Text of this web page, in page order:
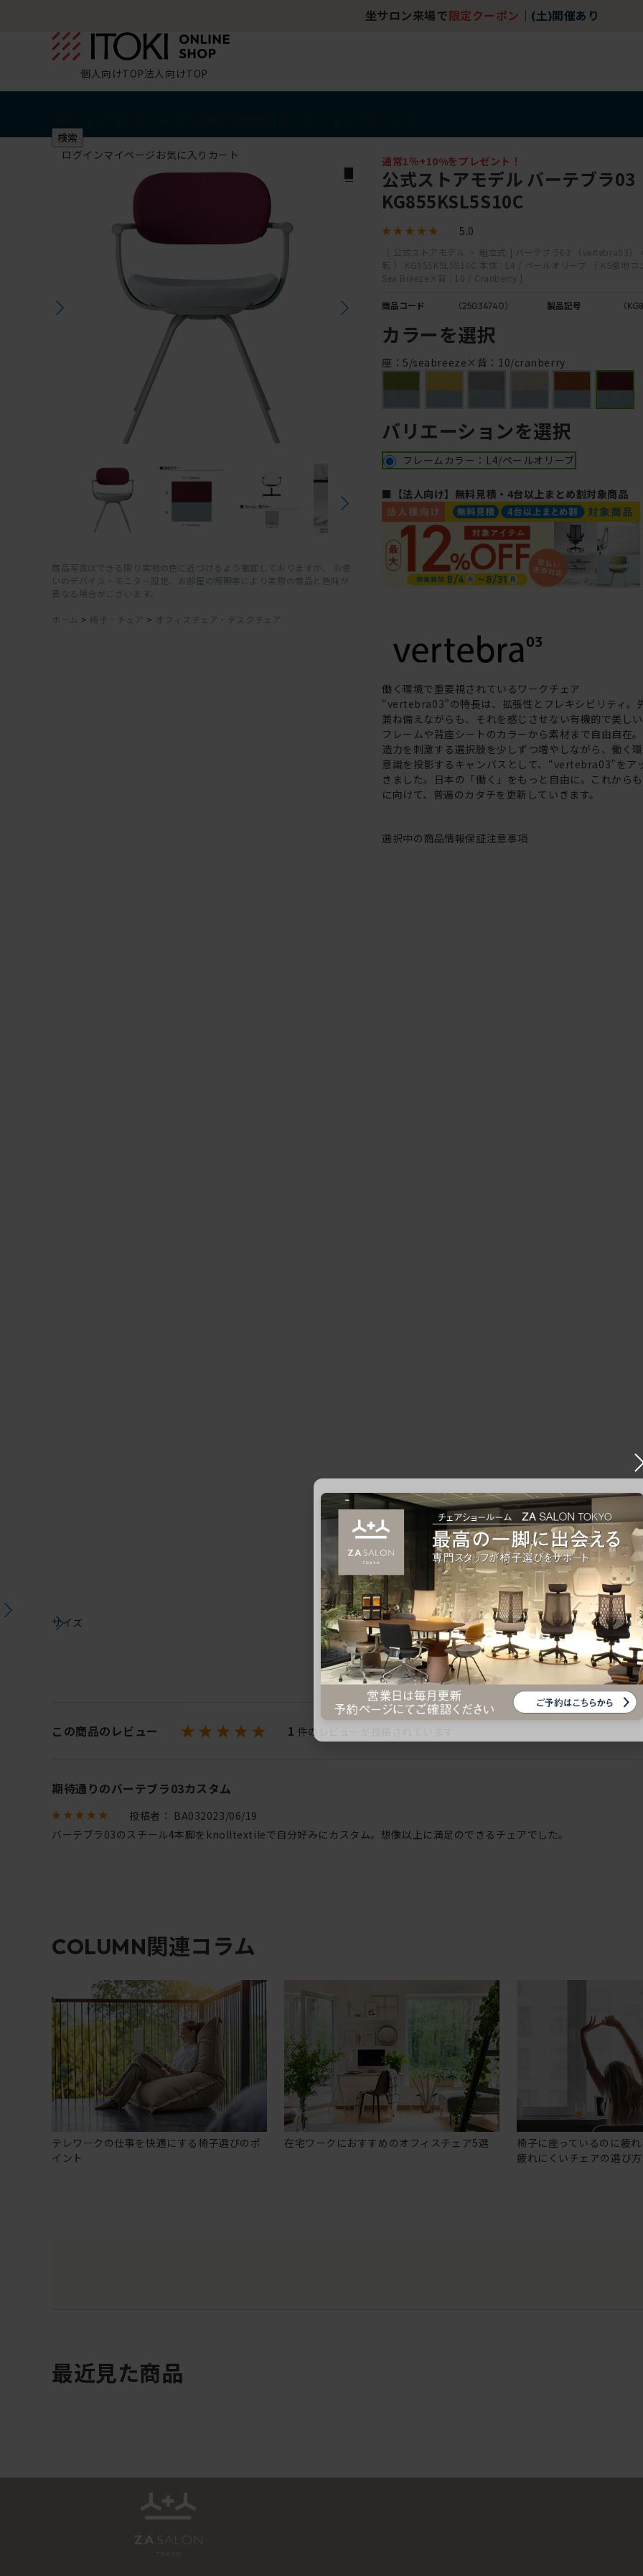
坐サロン来場で 限定クーポン (土)開催あり
個人向けTOP法人向けTOP
検索
ログインマイページ お気に入り カート
商品写真はできる限り実物の色に近づけるよう徹底しておりますが、 お使
いのデバイス・モニター設定、お部屋の照明等により実際の商品と色味が
異なる場合がございます。
ホーム > 椅子・チェア > オフィスチェア・デスクチェア
通常1％+10%をプレゼント！
公式ストアモデル バーテブラ03
KG855KSL5S10C
5.0
［ 公式ストアモデル ・ 組立式 ] バーテブラ03 （vertebra03）
転 ） KG855KSL5S10C 本体 : L4 / ペールオリーブ ［ KS張地コ
Sea Breeze×背 : 10 / Cranberry ]
商品コード （25034740） 製品記号 （
カラーを選択
座：5/seabreeze×背：10/cranberry
バリエーションを選択
フレームカラー：L4/ペールオリーブ
■【法人向け】無料見積・4台以上まとめ割対象商品
働く環境で重要視されているワークチェア
“vertebra03”の特長は、拡張性とフレキシビリティ。
兼ね備えながらも、それを感じさせない有機的で美しい
フレームや背座シートのカラーから素材まで自由自在
造力を刺激する選択肢を少しずつ増やしながら、働く
意識を投影するキャンバスとして、“vertebra03”をア
きました。日本の「働く」をもっと自由に。これから
に向けて、普遍のカタチを更新していきます。
選択中の商品情報保証注意事項
サイズ シリー
この商品のレビュー 1 件のレビューが投稿されています
期待通りのバーテブラ03カスタム
投稿者： BA032023/06/19
バーテブラ03のスチール4本脚をknolltextileで自分好みにカスタム。想像以上に満足のできるチェアでした。
COLUMN関連コラム
テレワークの仕事を快適にする椅子選びのポ
イント
在宅ワークにおすすめのオフィスチェア5選
椅子に座っているのに疲
疲れにくいチェアの選び方
最近見た商品